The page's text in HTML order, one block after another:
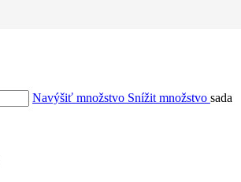
Navýšiť množstvo Snížit množstvo sada